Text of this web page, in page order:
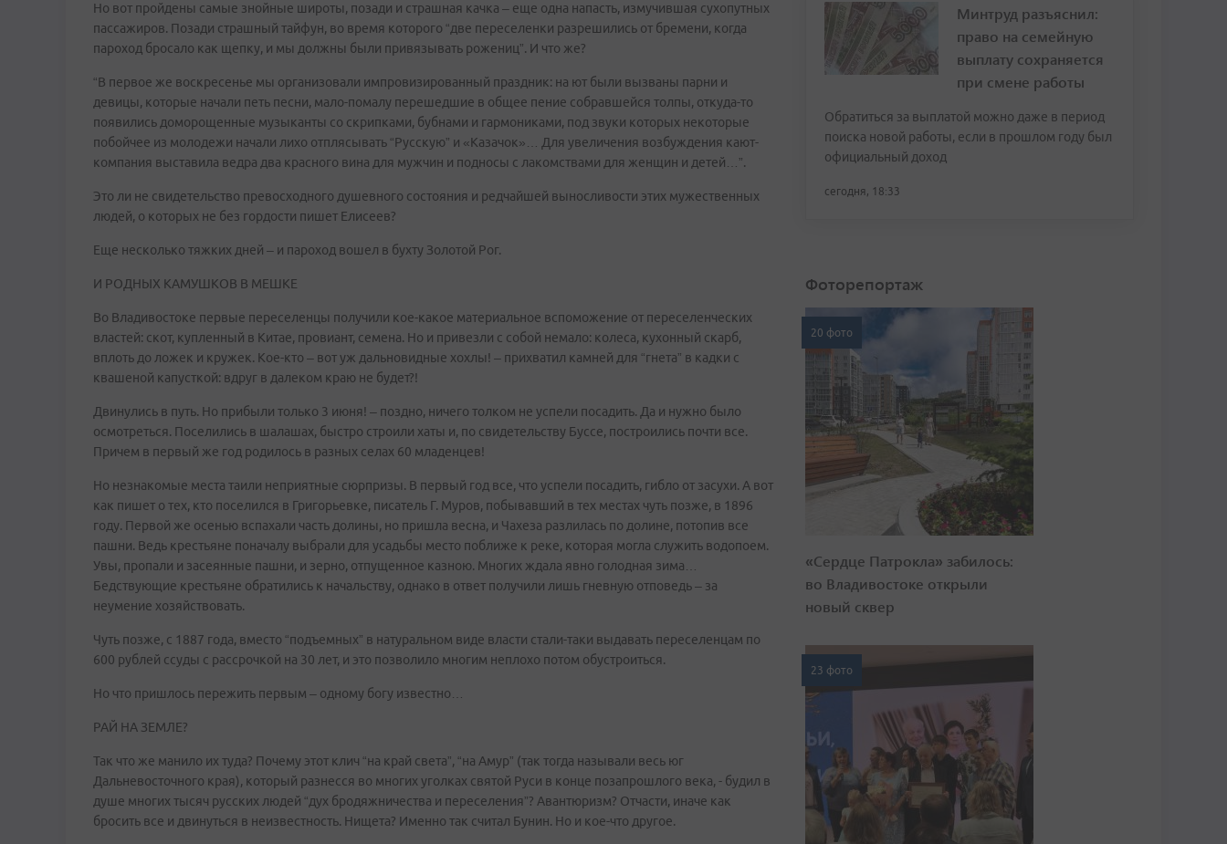
Но вот пройдены самые знойные широты, позади и страшная качка – еще одна напасть, измучившая сухопутных
пассажиров. Позади страшный тайфун, во время которого “две переселенки разрешились от бремени, когда
пароход бросало как щепку, и мы должны были привязывать рожениц”. И что же?
“В первое же воскресенье мы организовали импровизированный праздник: на ют были вызваны парни и
девицы, которые начали петь песни, мало-помалу перешедшие в общее пение собравшейся толпы, откуда-то
появились доморощенные музыканты со скрипками, бубнами и гармониками, под звуки которых некоторые
побойчее из молодежи начали лихо отплясывать “Русскую” и «Казачок»… Для увеличения возбуждения кают-
компания выставила ведра два красного вина для мужчин и подносы с лакомствами для женщин и детей…”.
Это ли не свидетельство превосходного душевного состояния и редчайшей выносливости этих мужественных
людей, о которых не без гордости пишет Елисеев?
Еще несколько тяжких дней – и пароход вошел в бухту Золотой Рог.
И РОДНЫХ КАМУШКОВ В МЕШКЕ
Во Владивостоке первые переселенцы получили кое-какое материальное вспоможение от переселенческих
властей: скот, купленный в Китае, провиант, семена. Но и привезли с собой немало: колеса, кухонный скарб,
вплоть до ложек и кружек. Кое-кто – вот уж дальновидные хохлы! – прихватил камней для “гнета” в кадки с
квашеной капусткой: вдруг в далеком краю не будет?!
Двинулись в путь. Но прибыли только 3 июня! – поздно, ничего толком не успели посадить. Да и нужно было
осмотреться. Поселились в шалашах, быстро строили хаты и, по свидетельству Буссе, построились почти все.
Причем в первый же год родилось в разных селах 60 младенцев!
Но незнакомые места таили неприятные сюрпризы. В первый год все, что успели посадить, гибло от засухи. А вот
как пишет о тех, кто поселился в Григорьевке, писатель Г. Муров, побывавший в тех местах чуть позже, в 1896
году. Первой же осенью вспахали часть долины, но пришла весна, и Чахеза разлилась по долине, потопив все
пашни. Ведь крестьяне поначалу выбрали для усадьбы место поближе к реке, которая могла служить водопоем.
Увы, пропали и засеянные пашни, и зерно, отпущенное казною. Многих ждала явно голодная зима…
Бедствующие крестьяне обратились к начальству, однако в ответ получили лишь гневную отповедь – за
неумение хозяйствовать.
Чуть позже, с 1887 года, вместо “подъемных” в натуральном виде власти стали-таки выдавать переселенцам по
600 рублей ссуды с рассрочкой на 30 лет, и это позволило многим неплохо потом обустроиться.
Но что пришлось пережить первым – одному богу известно…
РАЙ НА ЗЕМЛЕ?
Так что же манило их туда? Почему этот клич “на край света”, “на Амур” (так тогда называли весь юг
Дальневосточного края), который разнесся во многих уголках святой Руси в конце позапрошлого века, - будил в
душе многих тысяч русских людей “дух бродяжничества и переселения”? Авантюризм? Отчасти, иначе как
бросить все и двинуться в неизвестность. Нищета? Именно так считал Бунин. Но и кое-что другое.
Минтруд разъяснил:
право на семейную
выплату сохраняется
при смене работы
Обратиться за выплатой можно даже в период
поиска новой работы, если в прошлом году был
официальный доход
сегодня, 18:33
Фоторепортаж
20 фото
«Сердце Патрокла» забилось:
во Владивостоке открыли
новый сквер
23 фото